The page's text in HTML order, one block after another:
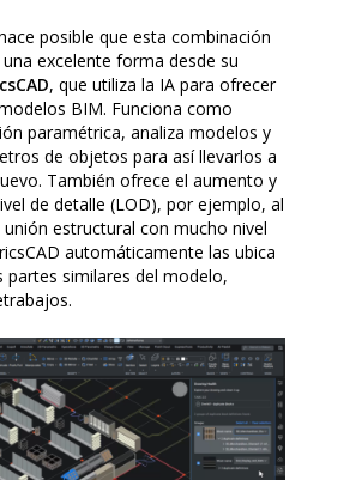
posible que esta combinación
excelente forma desde su
, que utiliza la IA para ofrecer
BIM. Funciona como
paramétrica, analiza modelos y
de objetos para así llevarlos a
También ofrece el aumento y
de detalle (LOD), por ejemplo, al
estructural con mucho nivel
automáticamente las ubica
partes similares del modelo,